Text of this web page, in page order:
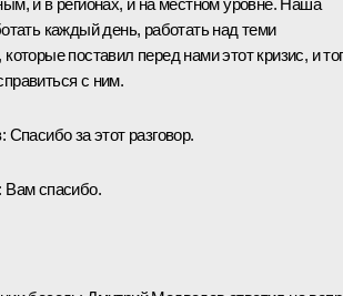
каждый день, работать над теми
поставил перед нами этот кризис, и
с ним.
Спасибо за этот разговор.
спасибо.